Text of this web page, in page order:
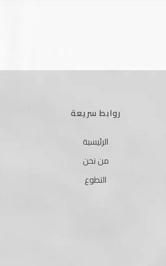
روابط سريعة
الرئيسية
من نحن
التطوع